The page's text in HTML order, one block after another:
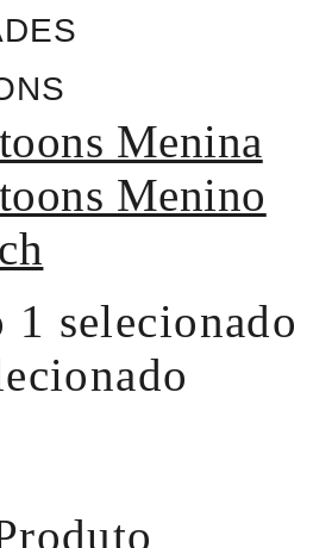
Menina
Menino
1 selecionado